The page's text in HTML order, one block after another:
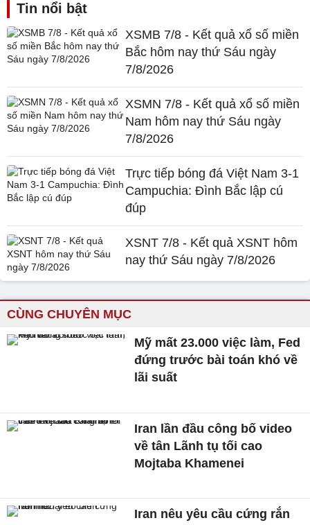
Tin nổi bật
XSMB 7/8 - Kết quả xổ số miền
Bắc hôm nay thứ Sáu ngày
7/8/2026
XSMN 7/8 - Kết quả xổ số miền
Nam hôm nay thứ Sáu ngày
7/8/2026
Trực tiếp bóng đá Việt Nam 3-1
Campuchia: Đình Bắc lập cú
đúp
XSNT 7/8 - Kết quả XSNT hôm
nay thứ Sáu ngày 7/8/2026
CÙNG CHUYÊN MỤC
Mỹ mất 23.000 việc làm, Fed
đứng trước bài toán khó về
lãi suất
Iran lần đầu công bố video
về tân Lãnh tụ tối cao
Mojtaba Khamenei
Iran nêu yêu cầu cứng rắn